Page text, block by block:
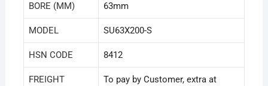
BORE (MM) 63mm
MODEL SU63X200-S
HSN CODE 8412
FREIGHT
To pay by Customer, extra at